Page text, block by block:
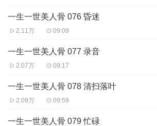
一生一世美人骨 076 昏迷
2.11万 09:09
一生一世美人骨 077 录音
2.07万 09:17
一生一世美人骨 078 清扫落叶
2.09万 09:59
一生一世美人骨 079 忙碌